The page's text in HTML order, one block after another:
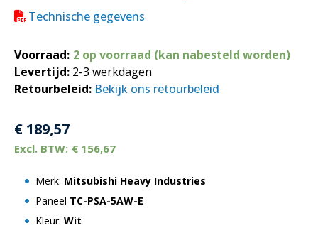
Technische gegevens
Voorraad: 2 op voorraad (kan nabesteld worden)
Levertijd: 2-3 werkdagen
Retourbeleid: Bekijk ons retourbeleid
€ 189,57
€ 156,67
Merk: Mitsubishi Heavy Industries
Paneel TC-PSA-5AW-E
Kleur: Wit